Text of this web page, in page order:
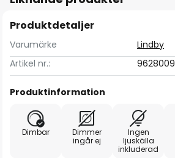
Produktdetaljer
Varumärke
Lindby
Artikel nr.:
9628009
Produktinformation
Dimbar
Dimmer
ingår ej
Ingen
ljuskälla
inkluderad